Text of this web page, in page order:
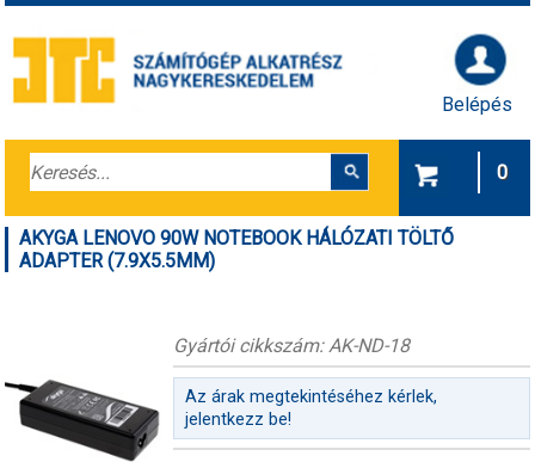
Belépés
0
AKYGA LENOVO 90W NOTEBOOK HÁLÓZATI TÖLTŐ
ADAPTER (7.9X5.5MM)
Gyártói cikkszám: AK-ND-18
Az árak megtekintéséhez kérlek,
jelentkezz be!